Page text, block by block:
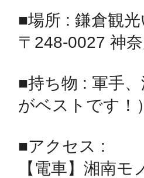
■場所 : 鎌倉観
〒248-0027 神
■持ち物 : 軍手
がベストです！）
■アクセス :
【電車】湘南